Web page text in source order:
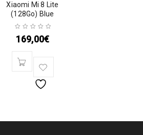
Xiaomi Mi 8 Lite
(128Go) Blue
169,00€